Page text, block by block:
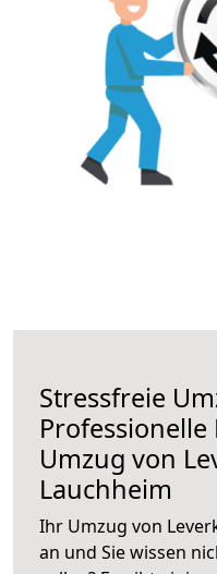
Stressfreie
Umzug von
Lauchheim
Ihr Umzug von
an und Sie wissen